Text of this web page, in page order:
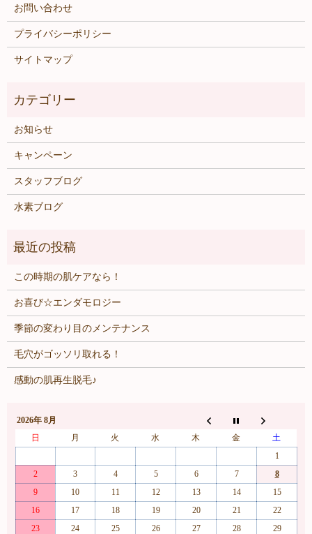
お問い合わせ
プライバシーポリシー
サイトマップ
お知らせ
キャンペーン
スタッフブログ
水素ブログ
この時期の肌ケアなら！
お喜び☆エンダモロジー
季節の変わり目のメンテナンス
毛穴がゴッソリ取れる！
感動の肌再生脱毛♪
2026年 8月
日
月 火 水 木 金
土
1
2
3 4 5 6 7
8
9
10 11 12 13 14
15
16
17 18 19 20 21
22
23
24 25 26 27 28 29